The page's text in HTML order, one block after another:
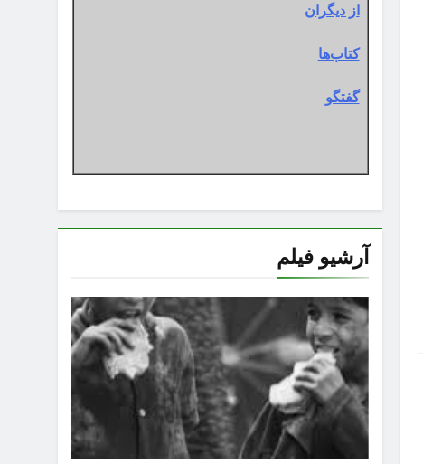
از دیگران
کتاب‌ها
گفتگو
آرشیو فیلم